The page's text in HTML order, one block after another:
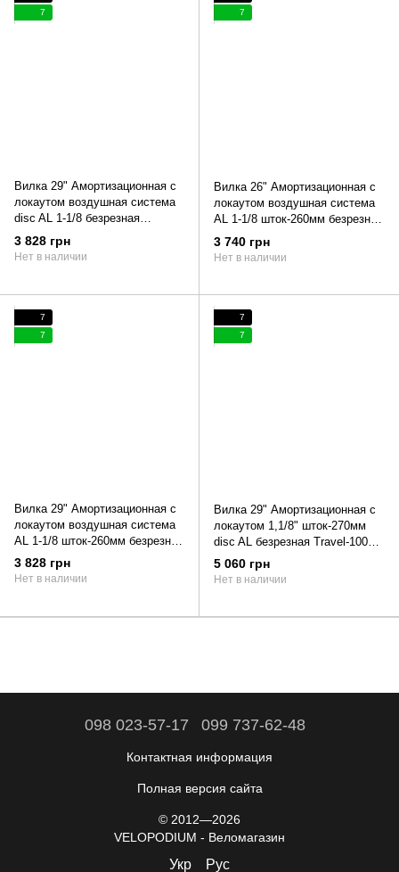
7
Вилка 29" Амортизационная с
локаутом воздушная система
disc AL 1-1/8 безрезная
шток-260мм travel-115мм под
эксцентрик черный LJ 956S
3 828 грн
Нет в наличии
7
Вилка 26" Амортизационная с
локаутом воздушная система
AL 1-1/8 шток-260мм безрезная
Travel-120мм disc под
эксцентрик черный LJ845s
3 740 грн
Нет в наличии
7
7
Вилка 29" Амортизационная с
локаутом воздушная система
AL 1-1/8 шток-260мм безрезная
Travel-120мм disc под
эксцентрик черный LJ845s
3 828 грн
Нет в наличии
7
7
Вилка 29" Амортизационная с
локаутом 1,1/8" шток-270мм
disc AL безрезная Travel-100мм
под эксцентрик черный
(матовый) SUNTOUR SF22 X1
5 060 грн
Нет в наличии
098 023-57-17 099 737-62-48
Контактная информация
Полная версия сайта
© 2012—2026
VELOPODIUM - Веломагазин
Укр Рус